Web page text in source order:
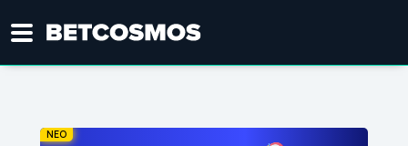
ΝΕΟ